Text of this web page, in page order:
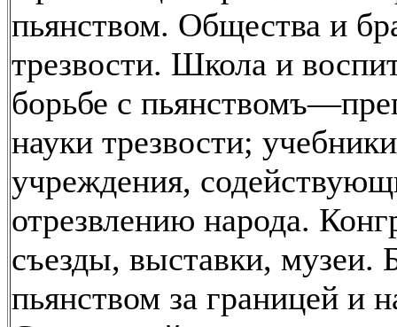
пьянством. Общества и
трезвости. Школа и
борьбе с
науки трезвости;
учреждения,
отрезвлению народа.
съезды, выставки, музеи.
пьянством за границей и